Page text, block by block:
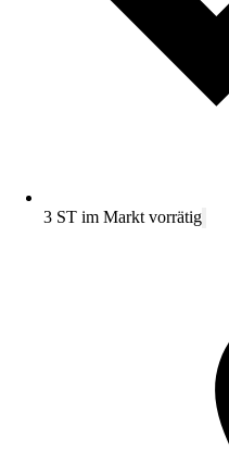
3 ST im Markt vorrätig